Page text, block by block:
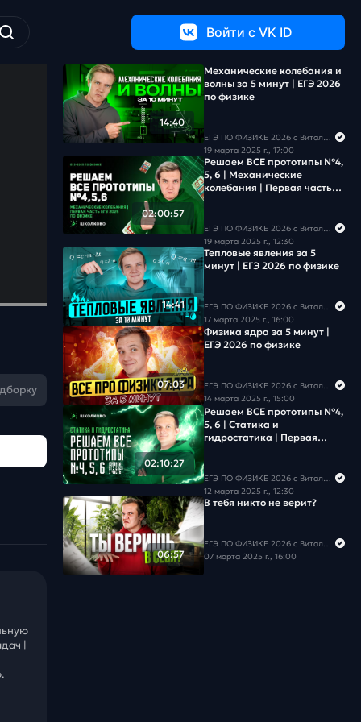
Войти c VK ID
|
14:40
Механические колебания и
волны за 5 минут | ЕГЭ 2026
по физике
ЕГЭ ПО ФИЗИКЕ 2026 с Виталичем
19 марта 2025 г., 17:00
02:00:57
Решаем ВСЕ прототипы №4,
5, 6 | Механические
колебания | Первая часть
ЕГЭ ПО ФИЗИКЕ 2026 с Виталичем
19 марта 2025 г., 12:30
14:41
Тепловые явления за 5
минут | ЕГЭ 2026 по физике
ЕГЭ ПО ФИЗИКЕ 2026 с Виталичем
17 марта 2025 г., 16:00
07:03
Физика ядра за 5 минут |
ЕГЭ 2026 по физике
ЕГЭ ПО ФИЗИКЕ 2026 с Виталичем
14 марта 2025 г., 15:00
02:10:27
Решаем ВСЕ прототипы №4,
5, 6 | Статика и
гидростатика | Первая
ЕГЭ ПО ФИЗИКЕ 2026 с Виталичем
12 марта 2025 г., 12:30
06:57
В тебя никто не верит?
ЕГЭ ПО ФИЗИКЕ 2026 с Виталичем
07 марта 2025 г., 16:00